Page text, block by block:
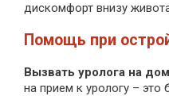
дискомфорт внизу
Помощь при
Вызвать уролога на дом
на прием к урологу – это